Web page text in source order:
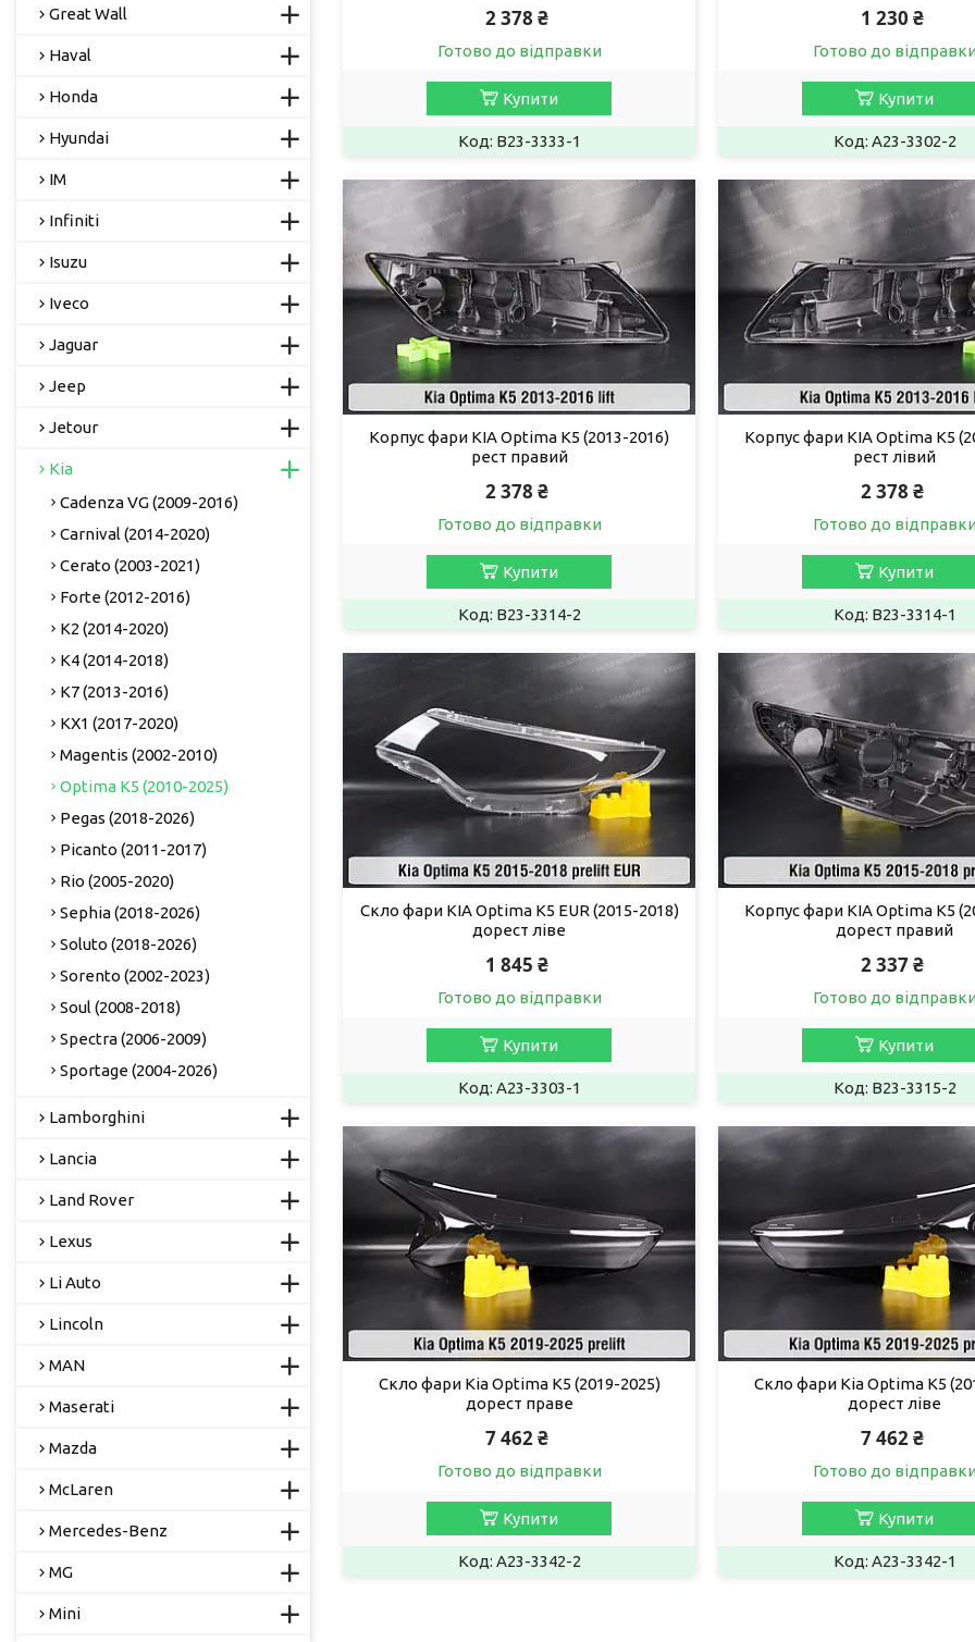
2 378 ₴
Готово до відправки
Купити
B23-3333-1
1 230 ₴
Готово до
Купити
A23-3302-2
Корпус фари KIA Optima K5 (2013-2016)
рест правий
2 378 ₴
Готово до відправки
Купити
B23-3314-2
Корпус фари KIA Optima K5
рест лівий
2 378 ₴
Готово до
Купити
B23-3314-1
Скло фари KIA Optima K5 EUR (2015-2018)
дорест ліве
1 845 ₴
Готово до відправки
Купити
A23-3303-1
Корпус фари KIA Optima K5
дорест правий
2 337 ₴
Готово до
Купити
B23-3315-2
Скло фари Kia Optima K5 (2019-2025)
дорест праве
7 462 ₴
Готово до відправки
Купити
A23-3342-2
Скло фари Kia Optima K5
дорест ліве
7 462 ₴
Готово до
Купити
A23-3342-1
Great Wall
Haval
Honda
Hyundai
IM
Infiniti
Isuzu
Iveco
Jaguar
Jeep
Jetour
Kia
Cadenza VG (2009-2016)
Carnival (2014-2020)
Cerato (2003-2021)
Forte (2012-2016)
K2 (2014-2020)
K4 (2014-2018)
K7 (2013-2016)
KX1 (2017-2020)
Magentis (2002-2010)
Optima K5 (2010-2025)
Pegas (2018-2026)
Picanto (2011-2017)
Rio (2005-2020)
Sephia (2018-2026)
Soluto (2018-2026)
Sorento (2002-2023)
Soul (2008-2018)
Spectra (2006-2009)
Sportage (2004-2026)
Lamborghini
Lancia
Land Rover
Lexus
Li Auto
Lincoln
MAN
Maserati
Mazda
McLaren
Mercedes-Benz
MG
Mini